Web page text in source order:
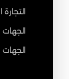
التجارة
الجهات
الجهات